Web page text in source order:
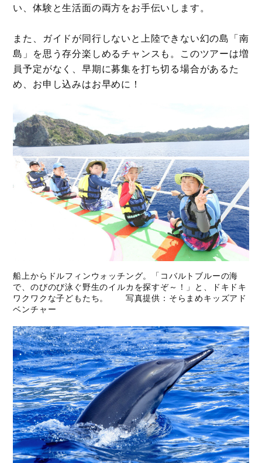
い、体験と生活面の両方をお手伝いします。
また、ガイドが同行しないと上陸できない幻の島「南
島」を思う存分楽しめるチャンスも。このツアーは増
員予定がなく、早期に募集を打ち切る場合があるた
め、お申し込みはお早めに！
船上からドルフィンウォッチング。「コバルトブルーの海
で、のびのび泳ぐ野生のイルカを探すぞ～！」と、ドキドキ
ワクワクな子どもたち。 写真提供：そらまめキッズアド
ベンチャー